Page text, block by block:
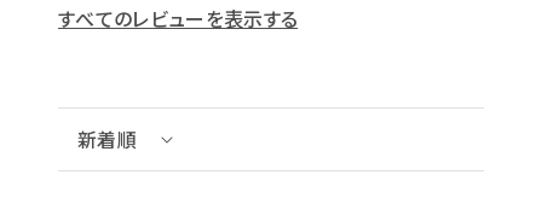
すべてのレビューを表示する